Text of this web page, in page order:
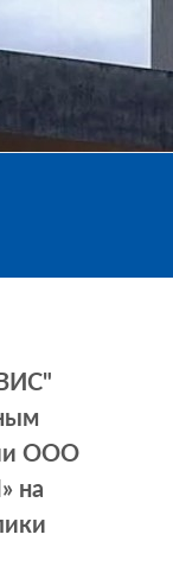
ООО
на